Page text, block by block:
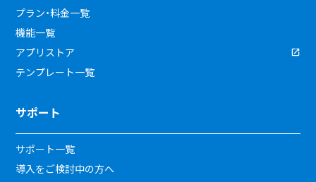
プラン・料金一覧
機能一覧
アプリストア
テンプレート一覧
サポート
サポート一覧
導入をご検討中の方へ